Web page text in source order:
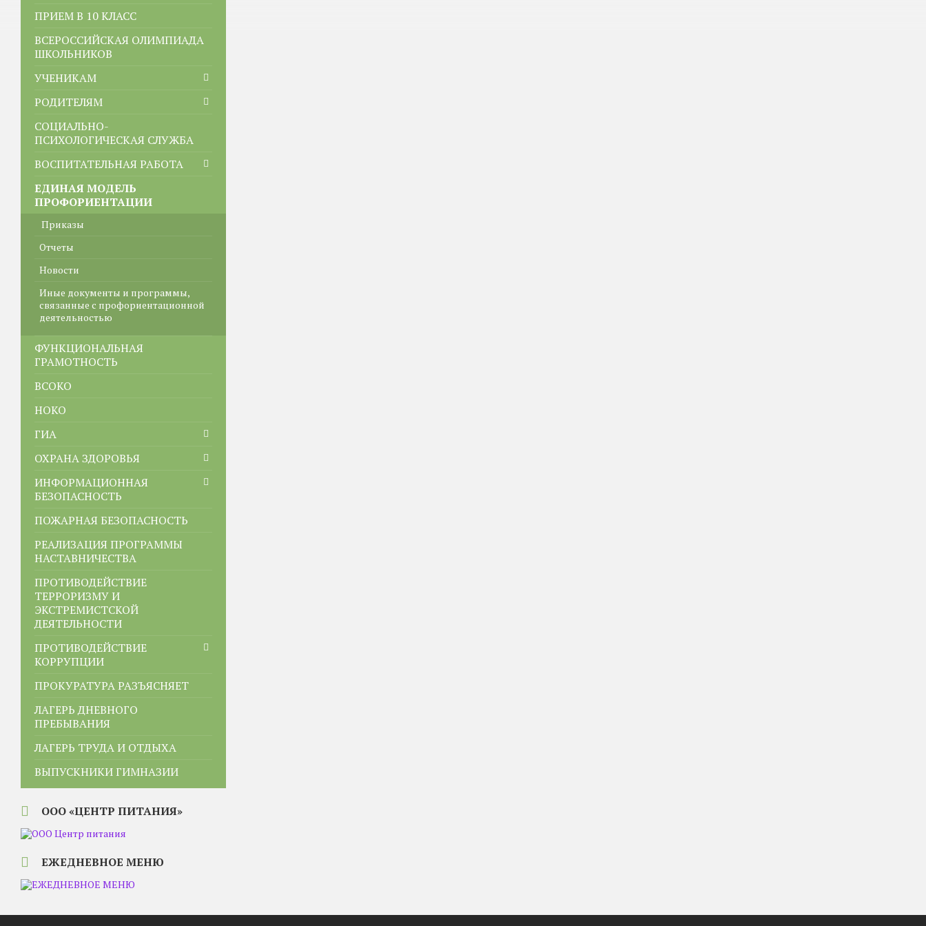
ПРИЕМ В 10 КЛАСС
ВСЕРОССИЙСКАЯ ОЛИМПИАДА
ШКОЛЬНИКОВ
УЧЕНИКАМ
РОДИТЕЛЯМ
СОЦИАЛЬНО-
ПСИХОЛОГИЧЕСКАЯ СЛУЖБА
ВОСПИТАТЕЛЬНАЯ РАБОТА
ЕДИНАЯ МОДЕЛЬ
ПРОФОРИЕНТАЦИИ
Приказы
Отчеты
Новости
Иные документы и программы,
связанные с профориентационной
деятельностью
ФУНКЦИОНАЛЬНАЯ
ГРАМОТНОСТЬ
ВСОКО
НОКО
ГИА
ОХРАНА ЗДОРОВЬЯ
ИНФОРМАЦИОННАЯ
БЕЗОПАСНОСТЬ
ПОЖАРНАЯ БЕЗОПАСНОСТЬ
РЕАЛИЗАЦИЯ ПРОГРАММЫ
НАСТАВНИЧЕСТВА
ПРОТИВОДЕЙСТВИЕ
ТЕРРОРИЗМУ И
ЭКСТРЕМИСТСКОЙ
ДЕЯТЕЛЬНОСТИ
ПРОТИВОДЕЙСТВИЕ
КОРРУПЦИИ
ПРОКУРАТУРА РАЗЪЯСНЯЕТ
ЛАГЕРЬ ДНЕВНОГО
ПРЕБЫВАНИЯ
ЛАГЕРЬ ТРУДА И ОТДЫХА
ВЫПУСКНИКИ ГИМНАЗИИ
ООО «ЦЕНТР ПИТАНИЯ»
ЕЖЕДНЕВНОЕ МЕНЮ